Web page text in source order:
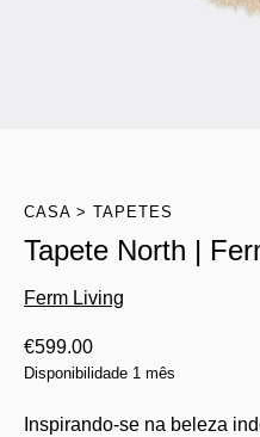
CASA TAPETES
Tapete North |
Ferm Living
€599.00
Disponibilidade 1 mês
Inspirando-se na beleza